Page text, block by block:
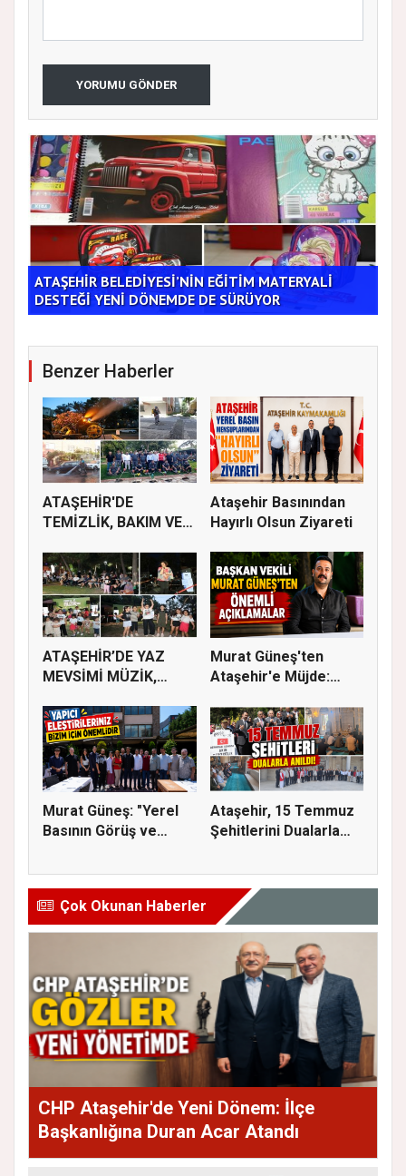
YORUMU GÖNDER
ATAŞEHİR BELEDİYESİ’NİN EĞİTİM MATERYALİ
DESTEĞİ YENİ DÖNEMDE DE SÜRÜYOR
Benzer Haberler
ATAŞEHİR'DE
TEMİZLİK, BAKIM VE
Ataşehir Basınından
Hayırlı Olsun Ziyareti
ATAŞEHİR’DE YAZ
MEVSİMİ MÜZİK,
Murat Güneş'ten
Ataşehir'e Müjde:
Murat Güneş: "Yerel
Basının Görüş ve
Ataşehir, 15 Temmuz
Şehitlerini Dualarla
Çok Okunan Haberler
CHP Ataşehir'de Yeni Dönem: İlçe
Başkanlığına Duran Acar Atandı